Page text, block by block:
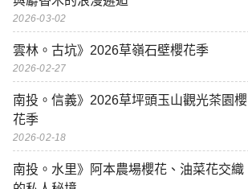
2026-03-02
雲林。古坑》2026草嶺石壁櫻花季
2026-02-27
南投。信義》2026草坪頭玉山觀光茶園櫻
花季
2026-02-18
南投。水里》阿本農場櫻花、油菜花交織